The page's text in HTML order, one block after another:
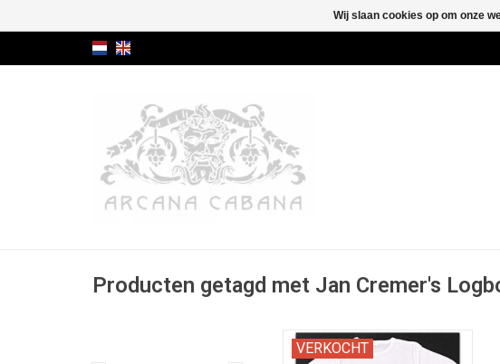
Producten getagd met Jan Cremer's
VERKOCHT
Met handgeschreven Certificaat
van Echtheid, GESIGNEERD door
Wij slaan cookies op om onze